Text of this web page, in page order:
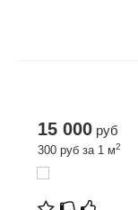
15 000 руб
300 руб за 1 м2